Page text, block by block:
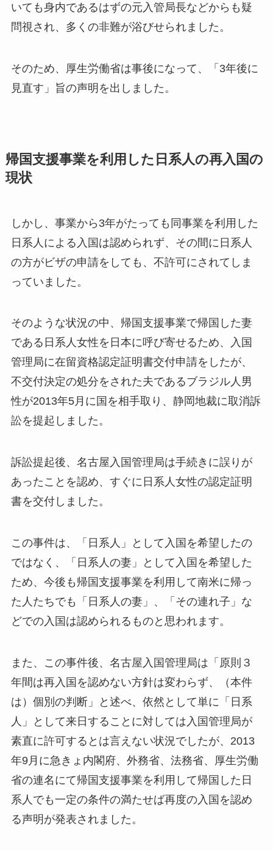
いても身内であるはずの元入管局長などからも疑
問視され、多くの非難が浴びせられました。
そのため、厚生労働省は事後になって、「3年後に
見直す」旨の声明を出しました。
帰国支援事業を利用した日系人の再入国の
現状
しかし、事業から3年がたっても同事業を利用した
日系人による入国は認められず、その間に日系人
の方がビザの申請をしても、不許可にされてしま
っていました。
そのような状況の中、帰国支援事業で帰国した妻
である日系人女性を日本に呼び寄せるため、入国
管理局に在留資格認定証明書交付申請をしたが、
不交付決定の処分をされた夫であるブラジル人男
性が2013年5月に国を相手取り、静岡地裁に取消訴
訟を提起しました。
訴訟提起後、名古屋入国管理局は手続きに誤りが
あったことを認め、すぐに日系人女性の認定証明
書を交付しました。
この事件は、「日系人」として入国を希望したの
ではなく、「日系人の妻」として入国を希望した
ため、今後も帰国支援事業を利用して南米に帰っ
た人たちでも「日系人の妻」、「その連れ子」な
どでの入国は認められるものと思われます。
また、この事件後、名古屋入国管理局は「原則３
年間は再入国を認めない方針は変わらず、（本件
は）個別の判断」と述べ、依然として単に「日系
人」として来日することに対しては入国管理局が
素直に許可するとは言えない状況でしたが、2013
年9月に急きょ内閣府、外務省、法務省、厚生労働
省の連名にて帰国支援事業を利用して帰国した日
系人でも一定の条件の満たせば再度の入国を認め
る声明が発表されました。